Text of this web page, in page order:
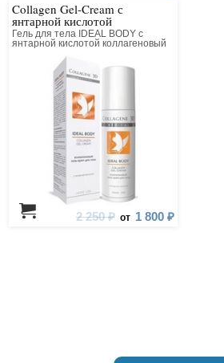
Collagen Gel-Cream с
янтарной кислотой
Гель для тела IDEAL BODY с
янтарной кислотой коллагеновый
2 250 ₽ от 1 800 ₽